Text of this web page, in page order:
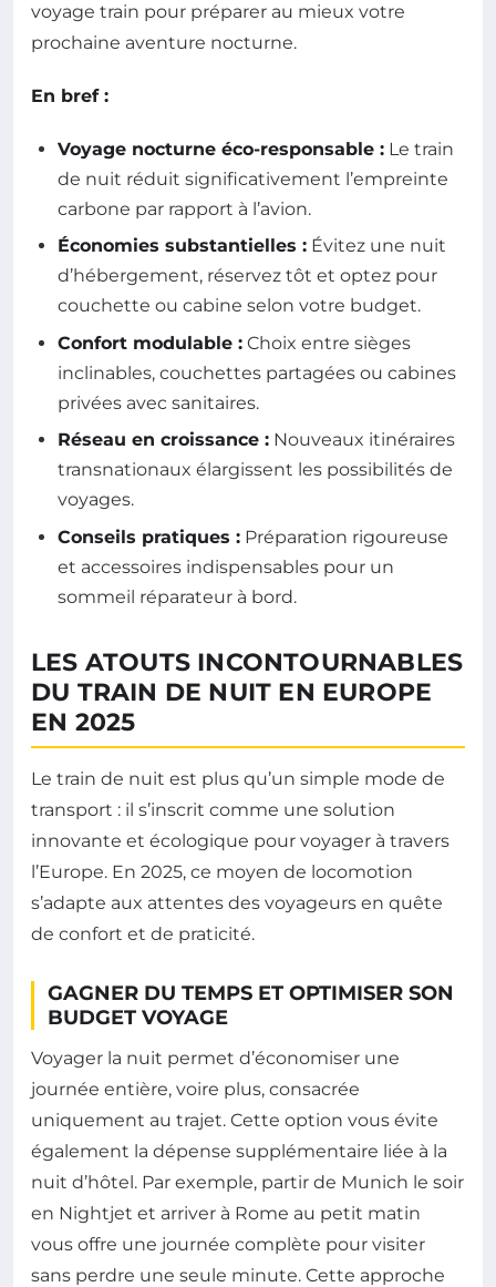
voyage train pour préparer au mieux votre
prochaine aventure nocturne.
En bref :
Voyage nocturne éco-responsable : Le train
de nuit réduit significativement l’empreinte
carbone par rapport à l’avion.
Économies substantielles : Évitez une nuit
d’hébergement, réservez tôt et optez pour
couchette ou cabine selon votre budget.
Confort modulable : Choix entre sièges
inclinables, couchettes partagées ou cabines
privées avec sanitaires.
Réseau en croissance : Nouveaux itinéraires
transnationaux élargissent les possibilités de
voyages.
Conseils pratiques : Préparation rigoureuse
et accessoires indispensables pour un
sommeil réparateur à bord.
LES ATOUTS INCONTOURNABLES
DU TRAIN DE NUIT EN EUROPE
EN 2025
Le train de nuit est plus qu’un simple mode de
transport : il s’inscrit comme une solution
innovante et écologique pour voyager à travers
l’Europe. En 2025, ce moyen de locomotion
s’adapte aux attentes des voyageurs en quête
de confort et de praticité.
GAGNER DU TEMPS ET OPTIMISER SON
BUDGET VOYAGE
Voyager la nuit permet d’économiser une
journée entière, voire plus, consacrée
uniquement au trajet. Cette option vous évite
également la dépense supplémentaire liée à la
nuit d’hôtel. Par exemple, partir de Munich le soir
en Nightjet et arriver à Rome au petit matin
vous offre une journée complète pour visiter
sans perdre une seule minute. Cette approche